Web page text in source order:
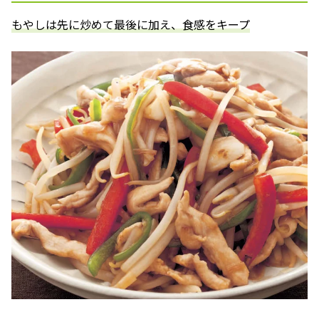
もやしは先に炒めて最後に加え、食感をキープ